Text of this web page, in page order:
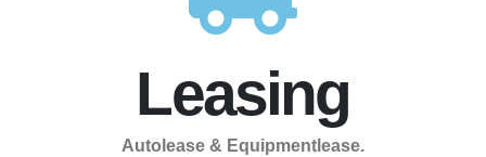
Leasing
Autolease & Equipmentlease.